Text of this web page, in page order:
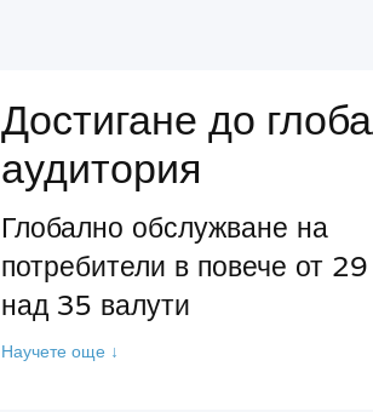
Достигане до
аудитория
Глобално обслужване на
потребители в повече от
над 35 валути
Научете още ↓